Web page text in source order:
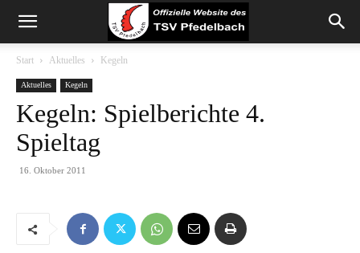
Start Aktuelles Kegeln
Aktuelles Kegeln
Kegeln: Spielberichte 4.
Spieltag
16. Oktober 2011